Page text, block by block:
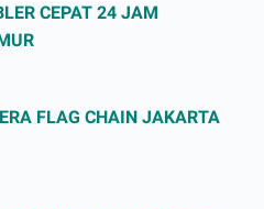
CEPAT 24 JAM
FLAG CHAIN JAKARTA